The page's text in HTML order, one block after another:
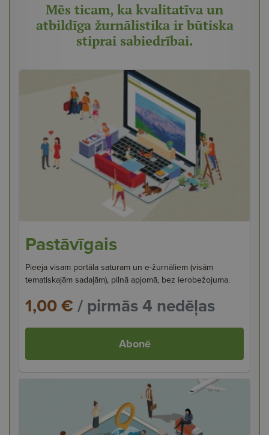
Mēs ticam, ka kvalitatīva un
atbildīga žurnālistika ir būtiska
stiprai sabiedrībai.
Pastāvīgais
Pieeja visam portāla saturam un e-žurnāliem (visām
tematiskajām sadaļām), pilnā apjomā, bez ierobežojuma.
1,00 €/ pirmās 4 nedēļas
Abonē